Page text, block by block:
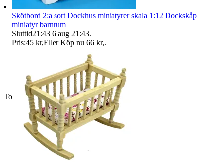
Toppsäljare
Skötbord 2:a sort Dockhus miniatyrer skala 1:12 Dockskåp
miniatyr barnrum
Sluttid21:43 6 aug 21:43.
Pris:45 kr,Eller Köp nu 66 kr,.